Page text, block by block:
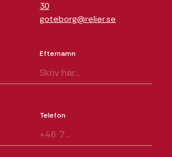
30
goteborg@relier.se
Efternamn
Telefon